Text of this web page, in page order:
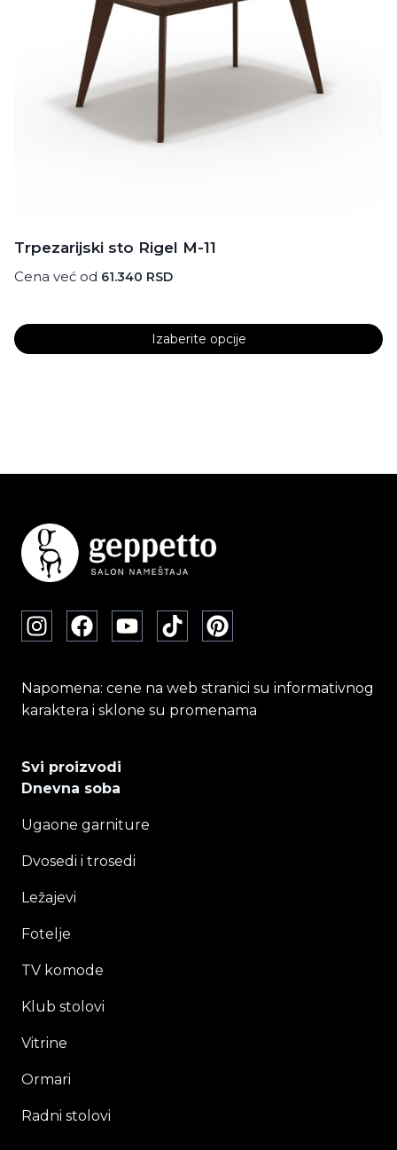
Trpezarijski sto Rigel M-11
Cena već od 61.340 RSD
Izaberite opcije
Opcije
izabrane
na
stranici
proizvoda.
Napomena: cene na web stranici su informativnog
karaktera i sklone su promenama
Svi proizvodi
Dnevna soba
Ugaone garniture
Dvosedi i trosedi
Ležajevi
Fotelje
TV komode
Klub stolovi
Vitrine
Ormari
Radni stolovi